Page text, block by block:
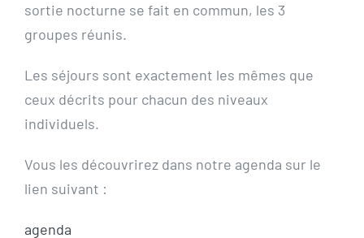
sortie nocturne se fait en commun, les 3
groupes réunis.
Les séjours sont exactement les mêmes que
ceux décrits pour chacun des niveaux
individuels.
Vous les découvrirez dans notre agenda sur le
lien suivant :
agenda